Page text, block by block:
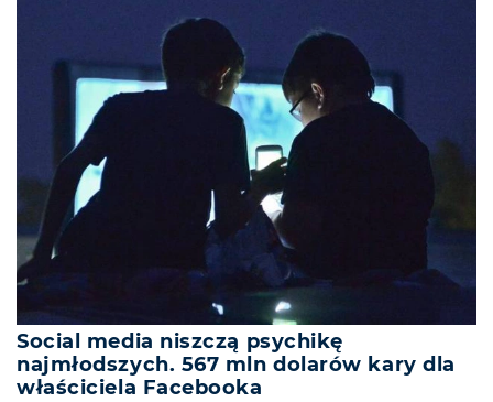
Social media niszczą psychikę
najmłodszych. 567 mln dolarów kary dla
właściciela Facebooka